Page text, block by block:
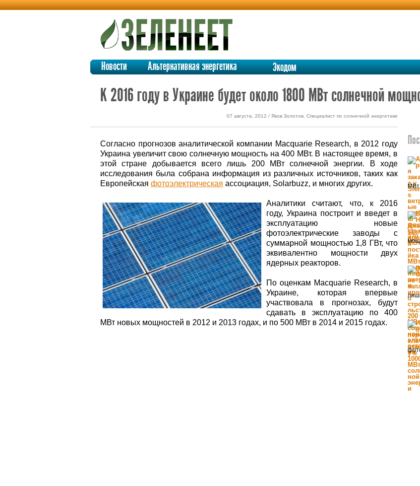
Новости Альтернативная энергетика Экодом
К 2016 году в Украине будет около 1800 МВт солнечной
07 августа, 2012 / Яков Золотов, Специалист по солнечной энергетике
Согласно прогнозов аналитической компании Macquarie Research, в 2012 году
Украина увеличит свою солнечную мощность на 400 МВт. В настоящее время, в
этой стране добывается всего лишь 200 МВт солнечной энергии. В ходе
исследования была собрана информация из различных источников, таких как
Европейская фотоэлектрическая ассоциация, Solarbuzz, и многих других.
Аналитики считают, что, к 2016
году, Украина построит и введет в
эксплуатацию новые
фотоэлектрические заводы с
суммарной мощностью 1,8 ГВт, что
эквивалентно мощности двух
ядерных реакторов.
По оценкам Macquarie Research, в
Украине, которая впервые
участвовала в прогнозах, будут
сдавать в эксплуатацию по 400
МВт новых мощностей в 2012 и 2013 годах, и по 500 МВт в 2014 и 2015 годах.
МВт